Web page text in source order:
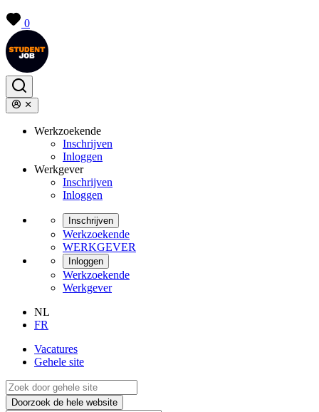
0
Werkzoekende
Inschrijven
Inloggen
Werkgever
Inschrijven
Inloggen
Inschrijven
Werkzoekende
WERKGEVER
Inloggen
Werkzoekende
Werkgever
NL
FR
Vacatures
Gehele site